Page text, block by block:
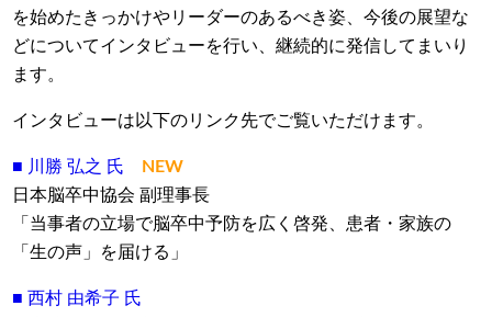
を始めたきっかけやリーダーのあるべき姿、今後の展望な
どについてインタビューを行い、継続的に発信してまいり
ます。
インタビューは以下のリンク先でご覧いただけます。
■ 川勝 弘之 氏
NEW
日本脳卒中協会 副理事長
「当事者の立場で脳卒中予防を広く啓発、患者・家族の
「生の声」を届ける」
■ 西村 由希子 氏